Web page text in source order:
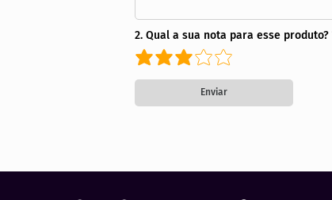
2. Qual a sua nota para esse produto?
Enviar